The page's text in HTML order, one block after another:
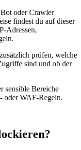
oder Crawler
findest du auf dieser
Adressen,
prüfen, welche
sind und ob der
sensible Bereiche
oder WAF-Regeln.